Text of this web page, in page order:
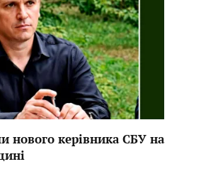
нового керівника СБУ на